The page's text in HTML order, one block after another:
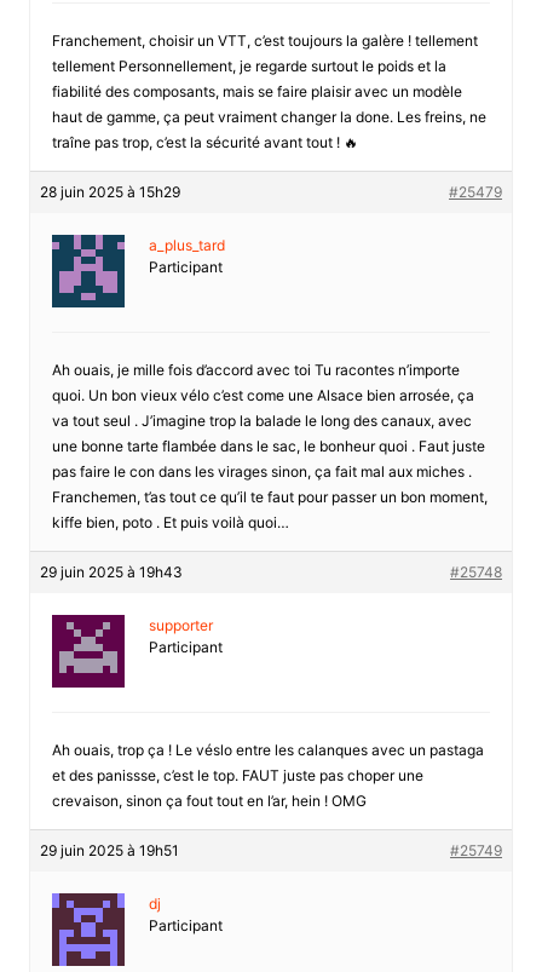
Franchement, choisir un VTT, c’est toujours la galère ! tellement
tellement Personnellement, je regarde surtout le poids et la
fiabilité des composants, mais se faire plaisir avec un modèle
haut de gamme, ça peut vraiment changer la done. Les freins, ne
traîne pas trop, c’est la sécurité avant tout ! 🔥
28 juin 2025 à 15h29 #25479
a_plus_tard
Participant
Ah ouais, je mille fois d’accord avec toi Tu racontes n’importe
quoi. Un bon vieux vélo c’est come une Alsace bien arrosée, ça
va tout seul . J’imagine trop la balade le long des canaux, avec
une bonne tarte flambée dans le sac, le bonheur quoi . Faut juste
pas faire le con dans les virages sinon, ça fait mal aux miches .
Franchemen, t’as tout ce qu’il te faut pour passer un bon moment,
kiffe bien, poto . Et puis voilà quoi…
29 juin 2025 à 19h43 #25748
supporter
Participant
Ah ouais, trop ça ! Le véslo entre les calanques avec un pastaga
et des panissse, c’est le top. FAUT juste pas choper une
crevaison, sinon ça fout tout en l’ar, hein ! OMG
29 juin 2025 à 19h51 #25749
dj
Participant